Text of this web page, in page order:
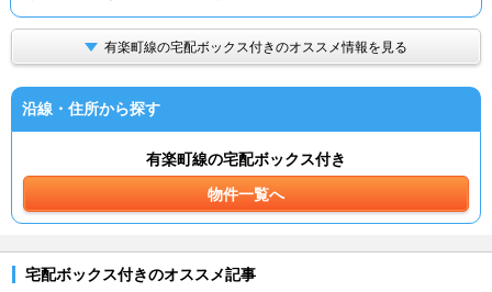
有楽町線の宅配ボックス付きのオススメ情報を見る
沿線・住所から探す
有楽町線の宅配ボックス付き
物件一覧へ
宅配ボックス付きのオススメ記事